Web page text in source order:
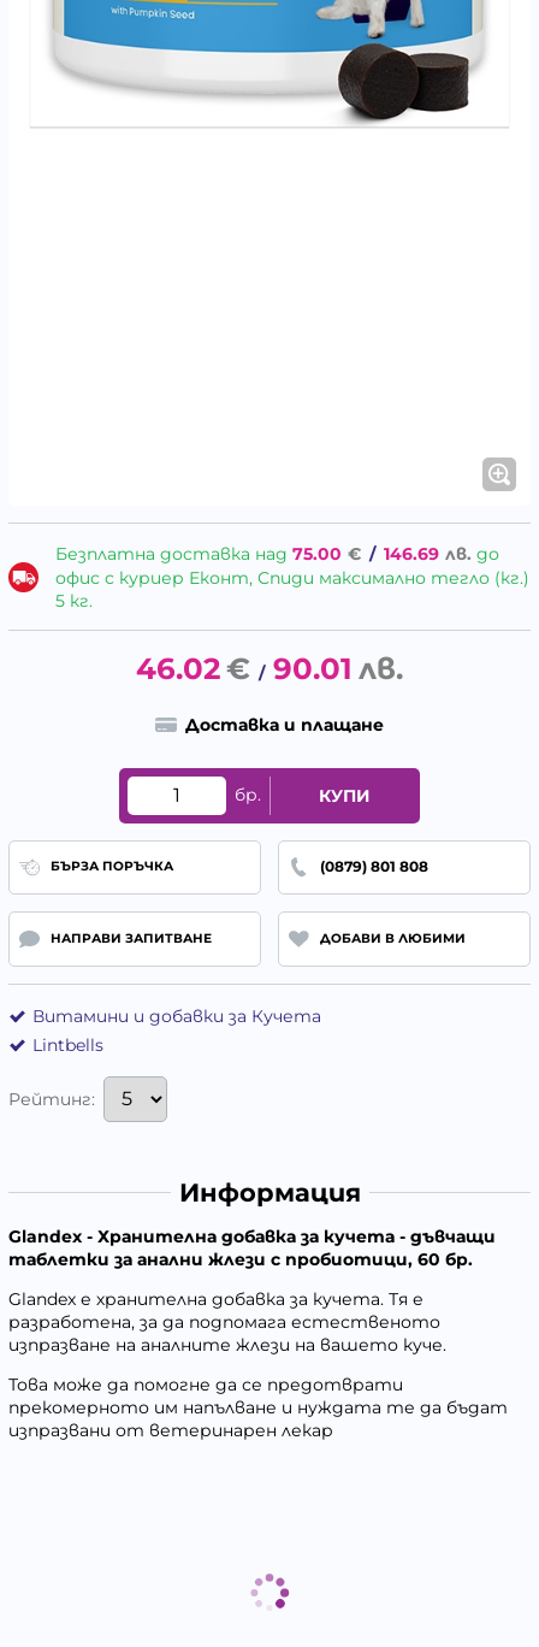
Безплатна доставка над 75.00 € / 146.69 лв. до
офис с куриер Еконт, Спиди максимално тегло (кг.)
5 кг.
46.02€ / 90.01 лв.
Доставка и плащане
бр. КУПИ
БЪРЗА ПОРЪЧКА (0879) 801 808
НАПРАВИ ЗАПИТВАНЕ ДОБАВИ В ЛЮБИМИ
Витамини и добавки за Кучета
Lintbells
Рейтинг:
Информация
Glandex - Хранителна добавка за кучета - дъвчащи
таблетки за анални жлези с пробиотици, 60 бр.
Glandex е хранителна добавка за кучета. Тя е
разработена, за да подпомага естественото
изпразване на аналните жлези на вашето куче.
Това може да помогне да се предотврати
прекомерното им напълване и нуждата те да бъдат
изпразвани от ветеринарен лекар